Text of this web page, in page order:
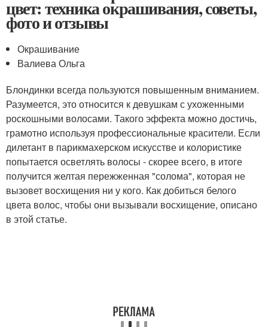
цвет: техника окрашивания, советы,
фото и отзывы
Окрашивание
Валиева Ольга
Блондинки всегда пользуются повышенным вниманием.
Разумеется, это относится к девушкам с ухоженными
роскошными волосами. Такого эффекта можно достичь,
грамотно используя профессиональные красители. Если
дилетант в парикмахерском искусстве и колористике
попытается осветлять волосы - скорее всего, в итоге
получится желтая пережженная "солома", которая не
вызовет восхищения ни у кого. Как добиться белого
цвета волос, чтобы они вызывали восхищение, описано
в этой статье.